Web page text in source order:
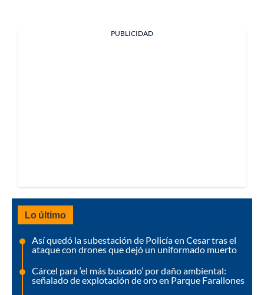
PUBLICIDAD
Lo último
Así quedó la subestación de Policía en Cesar tras el
ataque con drones que dejó un uniformado muerto
Cárcel para ‘el más buscado’ por daño ambiental:
señalado de explotación de oro en Parque Farallones